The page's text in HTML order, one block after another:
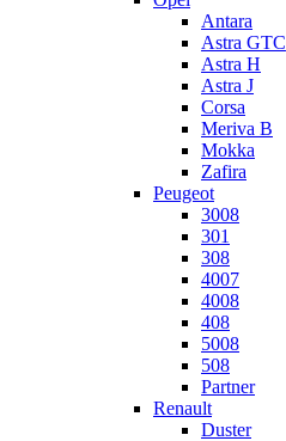
Antara
Astra GTC
Astra H
Astra J
Corsa
Meriva B
Mokka
Zafira
Peugeot
3008
301
308
4007
4008
408
5008
508
Partner
Renault
Duster